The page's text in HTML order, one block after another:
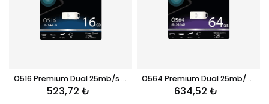
O516 Premium Dual 25mb/s 16GB Mikro USB OTG Flash Bellek
523,72 ₺
O564 Premium Dual 25mb/s 64GB Mikro USB OTG Flash Bellek
634,52 ₺